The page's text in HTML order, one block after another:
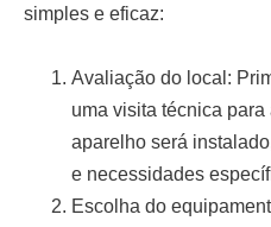
simples e eficaz:
Avaliação do local:
uma visita técnica
aparelho será
e necessidades
Escolha do